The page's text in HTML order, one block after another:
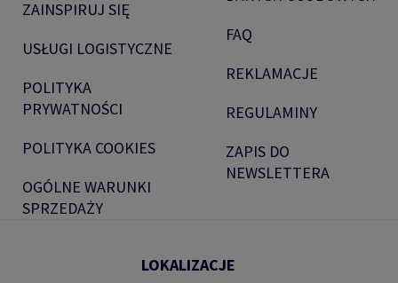
ZAINSPIRUJ SIĘ
USŁUGI LOGISTYCZNE
POLITYKA
PRYWATNOŚCI
POLITYKA COOKIES
OGÓLNE WARUNKI
SPRZEDAŻY
FAQ
REKLAMACJE
REGULAMINY
ZAPIS DO
NEWSLETTERA
LOKALIZACJE